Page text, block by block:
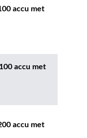
accu met
accu met
accu met